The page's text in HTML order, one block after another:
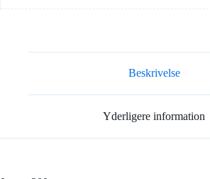
Beskrivelse
Yderligere information